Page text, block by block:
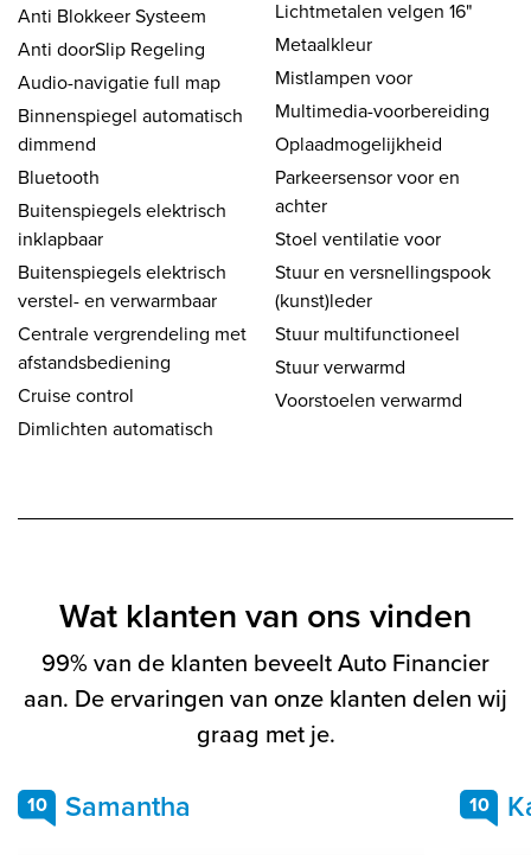
Anti Blokkeer Systeem
Anti doorSlip Regeling
Audio-navigatie full map
Binnenspiegel automatisch
dimmend
Bluetooth
Buitenspiegels elektrisch
inklapbaar
Buitenspiegels elektrisch
verstel- en verwarmbaar
Centrale vergrendeling met
afstandsbediening
Cruise control
Dimlichten automatisch
Lichtmetalen velgen 16"
Metaalkleur
Mistlampen voor
Multimedia-voorbereiding
Oplaadmogelijkheid
Parkeersensor voor en
achter
Stoel ventilatie voor
Stuur en versnellingspook
(kunst)leder
Stuur multifunctioneel
Stuur verwarmd
Voorstoelen verwarmd
Wat klanten van ons vinden
99% van de klanten beveelt Auto Financier
aan. De ervaringen van onze klanten delen wij
graag met je.
10 Samantha 10